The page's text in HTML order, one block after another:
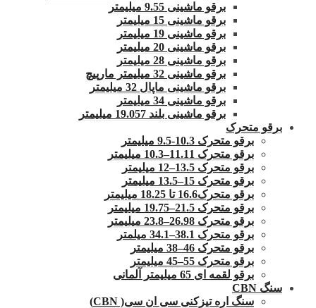
برقو ماشینی 9.55 میلیمتر
برقو ماشینی 15 میلیمتر
برقو ماشینی 19 میلیمتر
برقو ماشینی 20 میلیمتر
برقو ماشینی 28 میلیمتر
برقو ماشینی 32 میلیمتر مارپیچ
برقو ماشینی ماپال 32 میلیمتر
برقو ماشینی 34 میلیمتر
برقو ماشینی بلند 19.057 میلیمتر
برقو متحرک
برقو متحرک 10.3-9.5 میلیمتر
برقو متحرک 11.11–10.3 میلیمتر
برقو متحرک 13.5–12 میلیمتر
برقو متحرک 15–13.5 میلیمتر
برقو متحرک16.6 تا 18.25 میلیمتر
برقو متحرک 21.5–19.75 میلیمتر
برقو متحرک 26.98–23.8 میلیمتر
برقو متحرک 38.1–34.1 میلمتر
برقو متحرک 46–38 میلیمتر
برقو متحرک 55–45 میلیمتر
برقو لقمه ای 65 میلیمتر آلمانی
سنگ CBN
سنگ اره تیزکنی سی ان سی( CBN)